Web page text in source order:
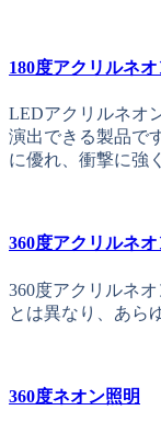
180度アクリルネ
LEDアクリルネオ
演出できる製品で
に優れ、衝撃に強
360度アクリルネ
360度アクリルネ
とは異なり、あら
360度ネオン照明